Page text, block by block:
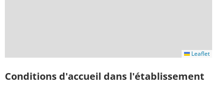
Leaflet
Conditions d'accueil dans l'établissement